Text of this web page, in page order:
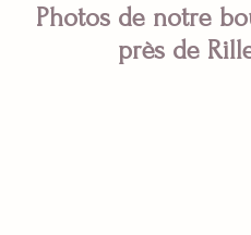
Photos de notre
près de